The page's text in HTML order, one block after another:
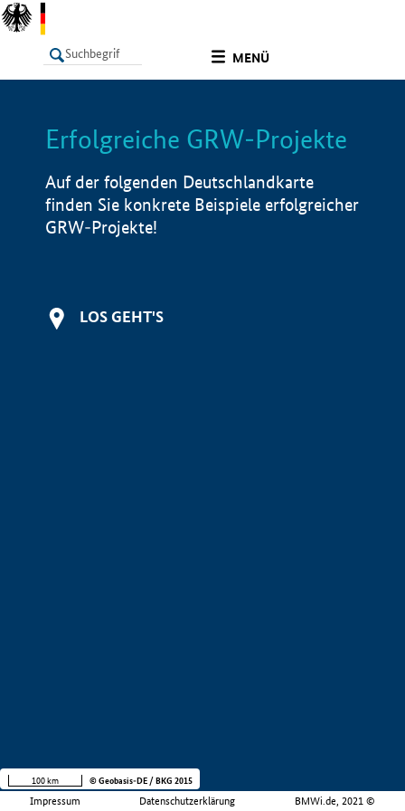
MENÜ
LISTE Info
Erfolgreiche GRW-Projekte
Auf der folgenden Deutschlandkarte
finden Sie konkrete Beispiele erfolgreicher
GRW-Projekte!
LOS GEHT'S
Impressum Datenschutzerklärung BMWi.de, 2021 ©
100 km © Geobasis-DE / BKG 2015